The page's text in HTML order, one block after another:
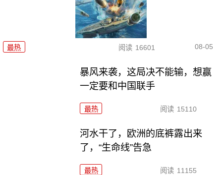
最热 阅读 16601 08-05
暴风来袭，这局决不能输，想赢
一定要和中国联手
最热 阅读 15110
河水干了，欧洲的底裤露出来
了，“生命线”告急
最热 阅读 11155